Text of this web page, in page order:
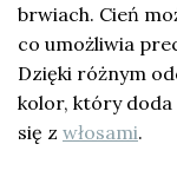
brwiach. Cień
co umożliwia
Dzięki różnym
kolor, który
się z włosami.